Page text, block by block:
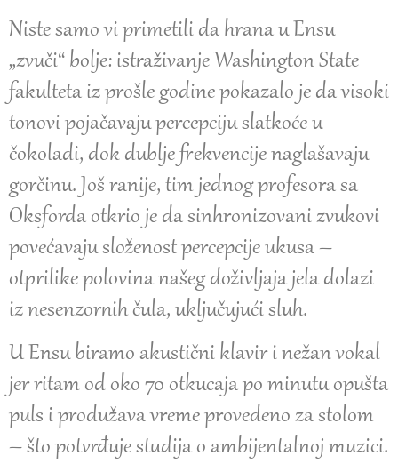
Niste samo vi primetili da hrana u Ensu
„zvuči“ bolje: istraživanje Washington State
fakulteta iz prošle godine pokazalo je da visoki
tonovi pojačavaju percepciju slatkoće u
čokoladi, dok dublje frekvencije naglašavaju
gorčinu. Još ranije, tim jednog profesora sa
Oksforda otkrio je da sinhronizovani zvukovi
povećavaju složenost percepcije ukusa –
otprilike polovina našeg doživljaja jela dolazi
iz nesenzornih čula, uključujući sluh.
U Ensu biramo akustični klavir i nežan vokal
jer ritam od oko 70 otkucaja po minutu opušta
puls i produžava vreme provedeno za stolom
– što potvrđuje studija o ambijentalnoj muzici.